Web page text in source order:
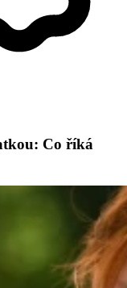
Co říká